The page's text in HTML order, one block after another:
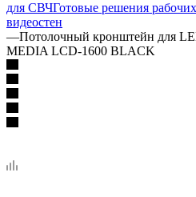
для СВЧГотовые решения
видеостен
—Потолочный кронштейн для
MEDIA LCD-1600 BLACK